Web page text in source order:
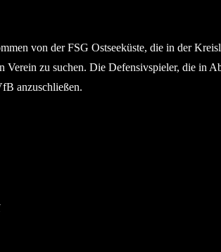
von der FSG Ostseeküste, die in der
Verein zu suchen. Die Defensivspieler, die
anzuschließen.